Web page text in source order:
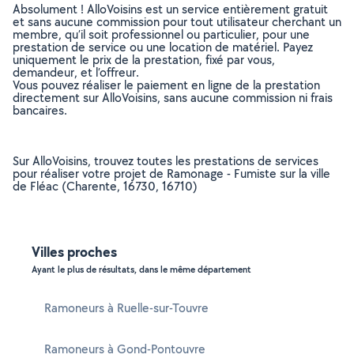
Absolument ! AlloVoisins est un service entièrement gratuit
et sans aucune commission pour tout utilisateur cherchant un
membre, qu’il soit professionnel ou particulier, pour une
prestation de service ou une location de matériel. Payez
uniquement le prix de la prestation, fixé par vous,
demandeur, et l’offreur.
Vous pouvez réaliser le paiement en ligne de la prestation
directement sur AlloVoisins, sans aucune commission ni frais
bancaires.
Sur AlloVoisins, trouvez toutes les prestations de services
pour réaliser votre projet de Ramonage - Fumiste sur la ville
de Fléac (Charente, 16730, 16710)
Villes proches
Ayant le plus de résultats, dans le même département
Ramoneurs à Ruelle-sur-Touvre
Ramoneurs à Gond-Pontouvre